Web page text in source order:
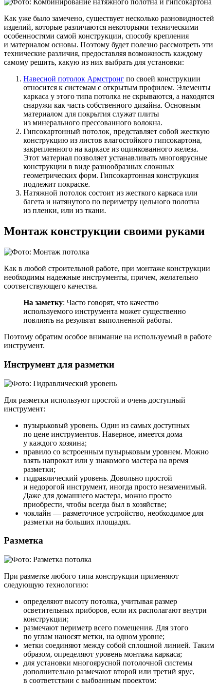
Как уже было замечено, существует несколько разновидностей
изделий, которые различаются некоторыми техническими
особенностями самой конструкции, способу крепления
и материалом основы. Поэтому будет полезно рассмотреть эти
технические различия, предоставляя возможность каждому
самому решить, какую из них выбрать для установки:
Навесной потолок Армстронг по своей конструкции
относится к системам с открытым профилем. Элементы
каркаса у этого типа потолка не скрываются, а находятся
снаружи как часть собственного дизайна. Основным
материалом для покрытия служат плиты
из минерального прессованного волокна.
Гипсокартонный потолок представляет собой жесткую
конструкцию из листов влагостойкого гипсокартона,
закрепленного на каркасе из оцинкованного железа.
Этот материал позволяет устанавливать многоярусные
конструкции в виде разнообразных сложных
геометрических форм. Гипсокартонная конструкция
подлежит покраске.
Натяжной потолок состоит из жесткого каркаса или
багета и натянутого по периметру цельного полотна
из пленки, или из ткани.
Монтаж конструкции своими руками
Как в любой строительной работе, при монтаже конструкции
необходимы надежные инструменты, причем, желательно
соответствующего качества.
На заметку: Часто говорят, что качество
используемого инструмента может существенно
повлиять на результат выполненной работы.
Поэтому обратим особое внимание на используемый в работе
инструмент.
Инструмент для разметки
Для разметки используют простой и очень доступный
инструмент:
пузырьковый уровень. Один из самых доступных
по цене инструментов. Наверное, имеется дома
у каждого хозяина;
правило со встроенным пузырьковым уровнем. Можно
взять напрокат или у знакомого мастера на время
разметки;
гидравлический уровень. Довольно простой
и недорогой инструмент, иногда просто незаменимый.
Даже для домашнего мастера, можно просто
приобрести, чтобы всегда был в хозяйстве;
чоклайн — разметочное устройство, необходимое для
разметки на больших площадях.
Разметка
При разметке любого типа конструкции применяют
следующую технологию:
определяют высоту потолка, учитывая размер
осветительных приборов, если их располагают внутри
конструкции;
размечают периметр всего помещения. Для этого
по углам наносят метки, на одном уровне;
метки соединяют между собой сплошной линией. Таким
образом, определяют уровень монтажа каркаса;
для установки многоярусной потолочной системы
дополнительно размечают второй или третий ярус,
в соответствии с выбранным проектом;